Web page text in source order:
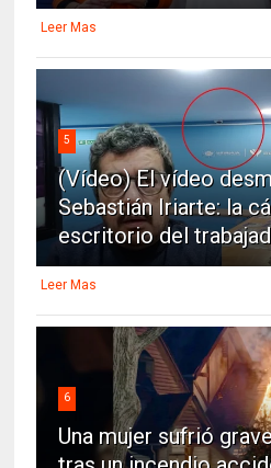
Leer Mas
5
(Vídeo) El vídeo
Sebastián Iriarte: la
escritorio del
Leer Mas
6
Una mujer sufrió